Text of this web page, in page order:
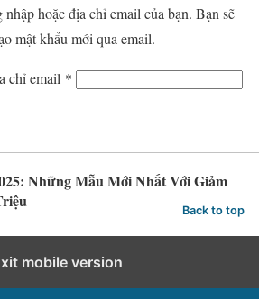
hoặc địa chỉ email của bạn. Bạn sẽ
mật khẩu mới qua email.
chỉ email * Y
c
ầ
Những Mẫu Mới Nhất Với Giảm
Back to top
mobile version